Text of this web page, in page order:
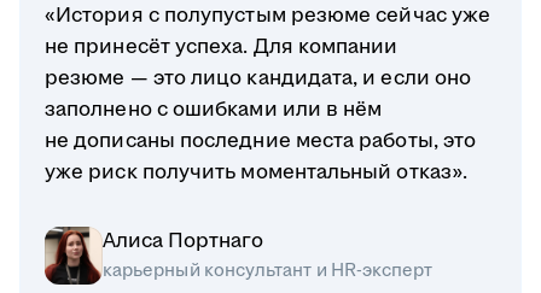
«История с полупустым резюме сейчас уже
не принесёт успеха. Для компании
резюме — это лицо кандидата, и если оно
заполнено с ошибками или в нём
не дописаны последние места работы, это
уже риск получить моментальный отказ».
Алиса Портнаго
карьерный консультант и HR-эксперт